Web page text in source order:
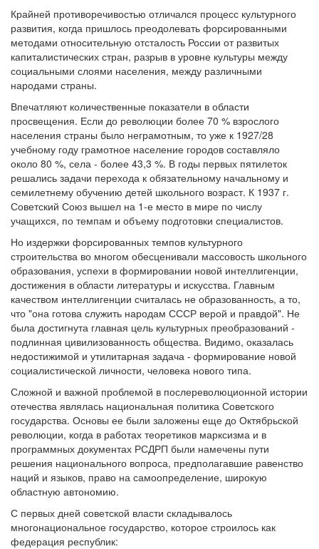
Крайней противоречивостью отличался процесс культурного
развития, когда пришлось преодолевать форсированными
методами относительную отсталость России от развитых
капиталистических стран, разрыв в уровне культуры между
социальными слоями населения, между различными
народами страны.
Впечатляют количественные показатели в области
просвещения. Если до революции более 70 % взрослого
населения страны было неграмотным, то уже к 1927/28
учебному году грамотное население городов составляло
около 80 %, села - более 43,3 %. В годы первых пятилеток
решались задачи перехода к обязательному начальному и
семилетнему обучению детей школьного возраст. К 1937 г.
Советский Союз вышел на 1-е место в мире по числу
учащихся, по темпам и объему подготовки специалистов.
Но издержки форсированных темпов культурного
строительства во многом обесценивали массовость школьного
образования, успехи в формировании новой интеллигенции,
достижения в области литературы и искусства. Главным
качеством интеллигенции считалась не образованность, а то,
что "она готова служить народам СССР верой и правдой". Не
была достигнута главная цель культурных преобразований -
подлинная цивилизованность общества. Видимо, оказалась
недостижимой и утилитарная задача - формирование новой
социалистической личности, человека нового типа.
Сложной и важной проблемой в послереволюционной истории
отечества являлась национальная политика Советского
государства. Основы ее были заложены еще до Октябрьской
революции, когда в работах теоретиков марксизма и в
программных документах РСДРП были намечены пути
решения национального вопроса, предполагавшие равенство
наций и языков, право на самоопределение, широкую
областную автономию.
С первых дней советской власти складывалось
многонациональное государство, которое строилось как
федерация республик: